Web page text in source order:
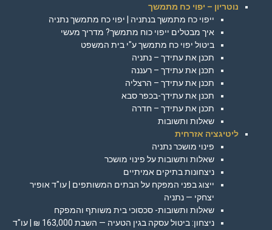
נוטריון – יפוי כח מתמשך
ייפוי כח מתמשך בנתניה | יפוי כח מתמשך נתניה
איך מבטלים ייפוי כוח מתמשך? מדריך מעשי
ביטול יפוי כח מתמשך ע"י בית המשפט
תכנן את עתידך – נתניה
תכנן את עתידך – רעננה
תכנן את עתידך – הרצליה
תכנן את עתידך-בכפר סבא
תכנן את עתידך – חדרה
שאלות ותשובות
ליטיגציה אזרחית
פינוי מושכר נתניה
שאלות ותשובות על פינוי מושכר
ניצחונות בתיקים אמיתיים
ייצוג בפני המפקח על הבתים המשותפים | עו"ד אופיר
יצחקי — נתניה
שאלות ותשובות- סכסוכי בית משותף והמפקח
ניצחון: ביטול עסקה בגין הטעיה — השבת 163,000 ₪ | עו"ד